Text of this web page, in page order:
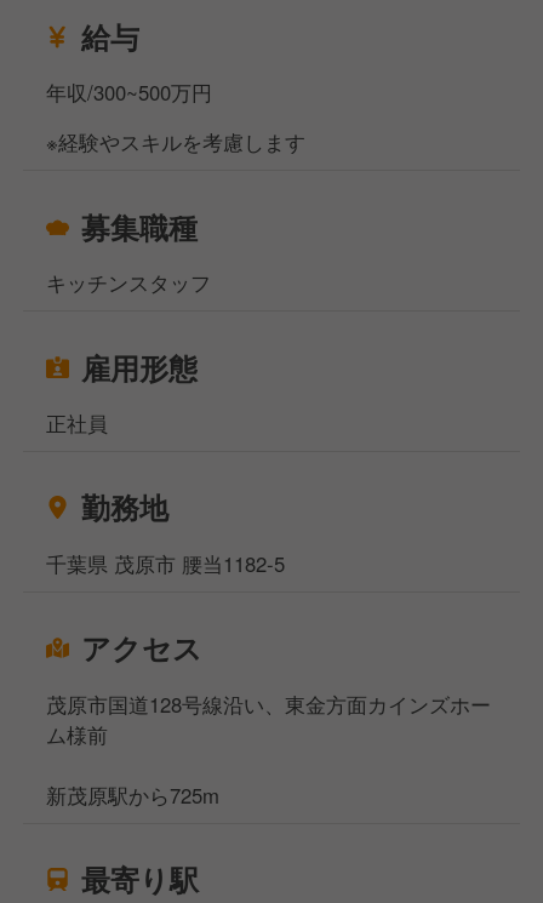
ぜひ、ご応募お待ちしております！
給与
年収/300~500万円
※経験やスキルを考慮します
募集職種
キッチンスタッフ
雇用形態
正社員
勤務地
千葉県 茂原市 腰当1182-5
アクセス
茂原市国道128号線沿い、東金方面カインズホー
ム様前
新茂原駅から725m
最寄り駅